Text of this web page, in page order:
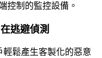
控制的監控設備。
逃避偵測
鬆產生客製化的惡意